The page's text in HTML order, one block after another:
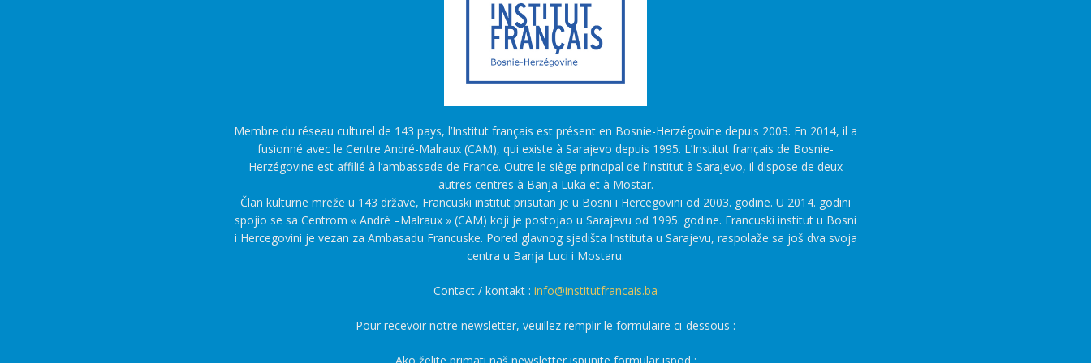
Membre du réseau culturel de 143 pays, l’Institut français est présent en Bosnie-Herzégovine depuis 2003. En 2014, il a
fusionné avec le Centre André-Malraux (CAM), qui existe à Sarajevo depuis 1995. L’Institut français de Bosnie-
Herzégovine est affilié à l’ambassade de France. Outre le siège principal de l’Institut à Sarajevo, il dispose de deux
autres centres à Banja Luka et à Mostar.
Član kulturne mreže u 143 države, Francuski institut prisutan je u Bosni i Hercegovini od 2003. godine. U 2014. godini
spojio se sa Centrom « André –Malraux » (CAM) koji je postojao u Sarajevu od 1995. godine. Francuski institut u Bosni
i Hercegovini je vezan za Ambasadu Francuske. Pored glavnog sjedišta Instituta u Sarajevu, raspolaže sa još dva svoja
centra u Banja Luci i Mostaru.
Contact / kontakt : info@institutfrancais.ba
Pour recevoir notre newsletter, veuillez remplir le formulaire ci-dessous :
Ako želite primati naš newsletter ispunite formular ispod :